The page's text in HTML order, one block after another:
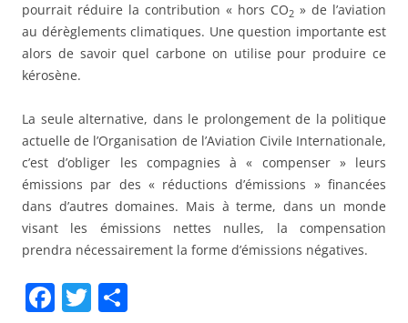
pourrait réduire la contribution « hors CO2 » de l’aviation
au dérèglements climatiques. Une question importante est
alors de savoir quel carbone on utilise pour produire ce
kérosène.
La seule alternative, dans le prolongement de la politique
actuelle de l’Organisation de l’Aviation Civile Internationale,
c’est d’obliger les compagnies à « compenser » leurs
émissions par des « réductions d’émissions » financées
dans d’autres domaines. Mais à terme, dans un monde
visant les émissions nettes nulles, la compensation
prendra nécessairement la forme d’émissions négatives.
F T